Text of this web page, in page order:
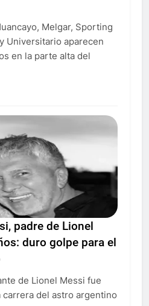
Melgar, Sporting
Universitario aparecen
en la parte alta del
padre de Lionel
duro golpe para el
de Lionel Messi fue
carrera del astro argentino